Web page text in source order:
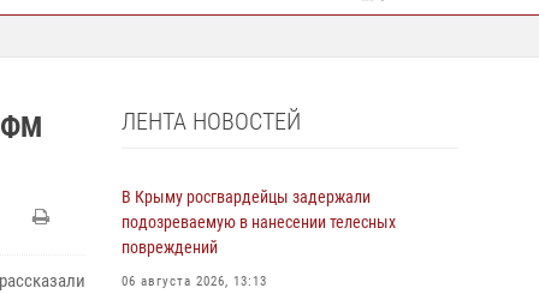
ФМ
ЛЕНТА НОВОСТЕЙ
В Крыму росгвардейцы задержали
подозреваемую в нанесении телесных
повреждений
06 августа 2026, 13:13